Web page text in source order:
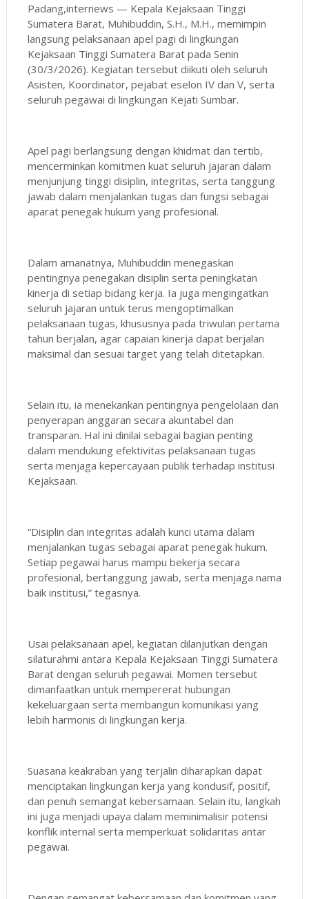
Padang,internews — Kepala Kejaksaan Tinggi
Sumatera Barat, Muhibuddin, S.H., M.H., memimpin
langsung pelaksanaan apel pagi di lingkungan
Kejaksaan Tinggi Sumatera Barat pada Senin
(30/3/2026). Kegiatan tersebut diikuti oleh seluruh
Asisten, Koordinator, pejabat eselon IV dan V, serta
seluruh pegawai di lingkungan Kejati Sumbar.
Apel pagi berlangsung dengan khidmat dan tertib,
mencerminkan komitmen kuat seluruh jajaran dalam
menjunjung tinggi disiplin, integritas, serta tanggung
jawab dalam menjalankan tugas dan fungsi sebagai
aparat penegak hukum yang profesional.
Dalam amanatnya, Muhibuddin menegaskan
pentingnya penegakan disiplin serta peningkatan
kinerja di setiap bidang kerja. Ia juga mengingatkan
seluruh jajaran untuk terus mengoptimalkan
pelaksanaan tugas, khususnya pada triwulan pertama
tahun berjalan, agar capaian kinerja dapat berjalan
maksimal dan sesuai target yang telah ditetapkan.
Selain itu, ia menekankan pentingnya pengelolaan dan
penyerapan anggaran secara akuntabel dan
transparan. Hal ini dinilai sebagai bagian penting
dalam mendukung efektivitas pelaksanaan tugas
serta menjaga kepercayaan publik terhadap institusi
Kejaksaan.
“Disiplin dan integritas adalah kunci utama dalam
menjalankan tugas sebagai aparat penegak hukum.
Setiap pegawai harus mampu bekerja secara
profesional, bertanggung jawab, serta menjaga nama
baik institusi,” tegasnya.
Usai pelaksanaan apel, kegiatan dilanjutkan dengan
silaturahmi antara Kepala Kejaksaan Tinggi Sumatera
Barat dengan seluruh pegawai. Momen tersebut
dimanfaatkan untuk mempererat hubungan
kekeluargaan serta membangun komunikasi yang
lebih harmonis di lingkungan kerja.
Suasana keakraban yang terjalin diharapkan dapat
menciptakan lingkungan kerja yang kondusif, positif,
dan penuh semangat kebersamaan. Selain itu, langkah
ini juga menjadi upaya dalam meminimalisir potensi
konflik internal serta memperkuat solidaritas antar
pegawai.